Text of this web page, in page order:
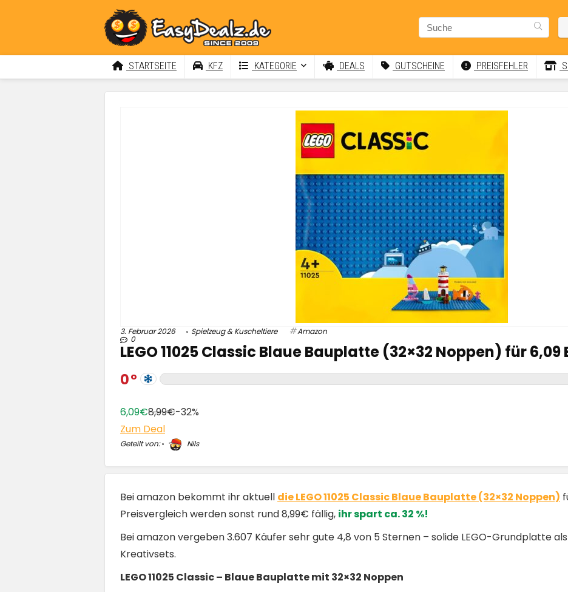
STARTSEITE KFZ KATEGORIE DEALS GUTSCHEINE PREISFEHLER
3. Februar 2026 Spielzeug & Kuscheltiere Amazon
0
LEGO 11025 Classic Blaue Bauplatte (32×32 Noppen) für 6,09
0
6,09€8,99€-32%
Zum Deal
Geteilt von: Nils
Bei amazon bekommt ihr aktuell die LEGO 11025 Classic Blaue Bauplatte (32×32 Noppen)
Preisvergleich werden sonst rund 8,99€ fällig, ihr spart ca. 32 %!
Bei amazon vergeben 3.607 Käufer sehr gute 4,8 von 5 Sternen – solide LEGO-Grundplatte
Kreativsets.
LEGO 11025 Classic – Blaue Bauplatte mit 32×32 Noppen